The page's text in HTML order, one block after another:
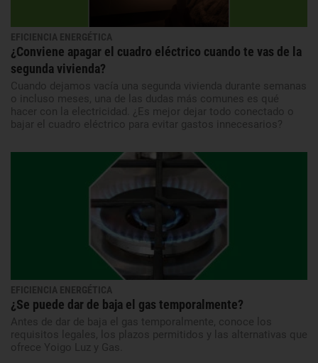
EFICIENCIA ENERGÉTICA
¿Conviene apagar el cuadro eléctrico cuando te vas de la
segunda vivienda?
Cuando dejamos vacía una segunda vivienda durante semanas
o incluso meses, una de las dudas más comunes es qué
hacer con la electricidad. ¿Es mejor dejar todo conectado o
bajar el cuadro eléctrico para evitar gastos innecesarios?
EFICIENCIA ENERGÉTICA
¿Se puede dar de baja el gas temporalmente?
Antes de dar de baja el gas temporalmente, conoce los
requisitos legales, los plazos permitidos y las alternativas que
ofrece Yoigo Luz y Gas.